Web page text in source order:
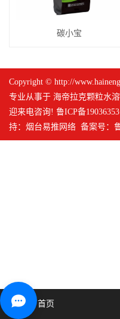
碳小宝
Copyright © http://
专业从事于 海帝拉克颗粒水
迎来电咨询! 鲁ICP备
持： 烟台易推网络 备案号：
首页